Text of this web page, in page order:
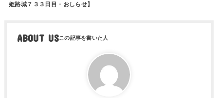
姫路城７３３日目・おしらせ】
ABOUT US